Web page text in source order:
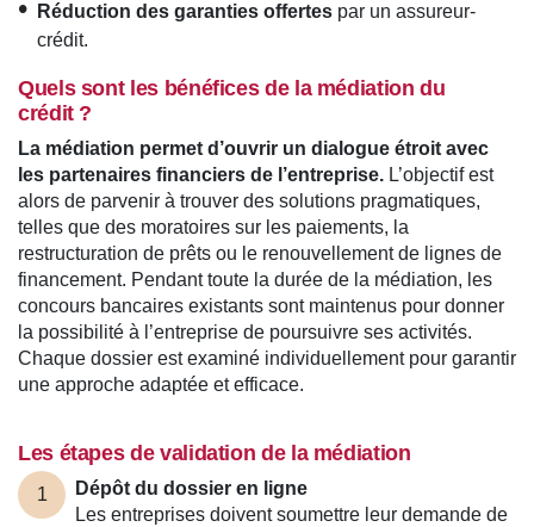
Réduction des garanties offertes par un assureur-
crédit.
Quels sont les bénéfices de la médiation du
crédit ?
La médiation permet d’ouvrir un dialogue étroit avec
les partenaires financiers de l’entreprise. L’objectif est
alors de parvenir à trouver des solutions pragmatiques,
telles que des moratoires sur les paiements, la
restructuration de prêts ou le renouvellement de lignes de
financement. Pendant toute la durée de la médiation, les
concours bancaires existants sont maintenus pour donner
la possibilité à l’entreprise de poursuivre ses activités.
Chaque dossier est examiné individuellement pour garantir
une approche adaptée et efficace.
Les étapes de validation de la médiation
1
Dépôt du dossier en ligne
Les entreprises doivent soumettre leur demande de